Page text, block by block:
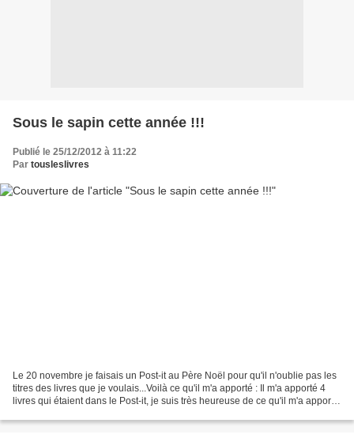
Sous le sapin cette année !!!
Publié le 25/12/2012 à 11:22
Par tousleslivres
Le 20 novembre je faisais un Post-it au Père Noël pour qu'il n'oublie pas les
titres des livres que je voulais...Voilà ce qu'il m'a apporté : Il m'a apporté 4
livres qui étaient dans le Post-it, je suis très heureuse de ce qu'il m'a apporté